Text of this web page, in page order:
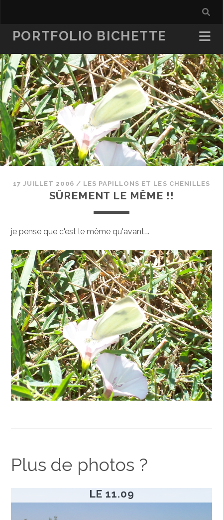
PORTFOLIO BICHETTE
17 JUILLET 2006 / LES PAPILLONS ET LES CHENILLES
SÛREMENT LE MÊME !!
je pense que c'est le même qu'avant….
Plus de photos ?
LE 11.09